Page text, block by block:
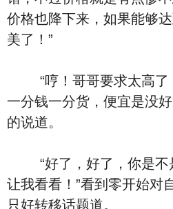
价格也降下来，如果能够
美了！”
“哼！哥哥要求太高了
一分钱一分货，便宜是没
的说道。
“好了，好了，你是不
让我看看！”看到零开始对
只好转移话题道。